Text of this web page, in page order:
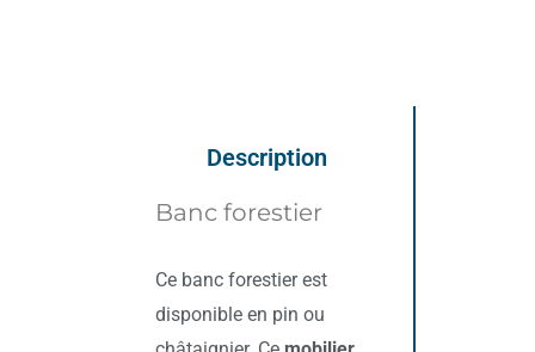
Description
Banc forestier
Ce banc forestier est
disponible en pin ou